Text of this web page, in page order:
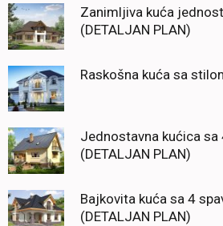
Zanimljiva kuća
(DETALJAN PLAN)
Raskošna kuća sa
Jednostavna kućica
(DETALJAN PLAN)
Bajkovita kuća sa 4
(DETALJAN PLAN)